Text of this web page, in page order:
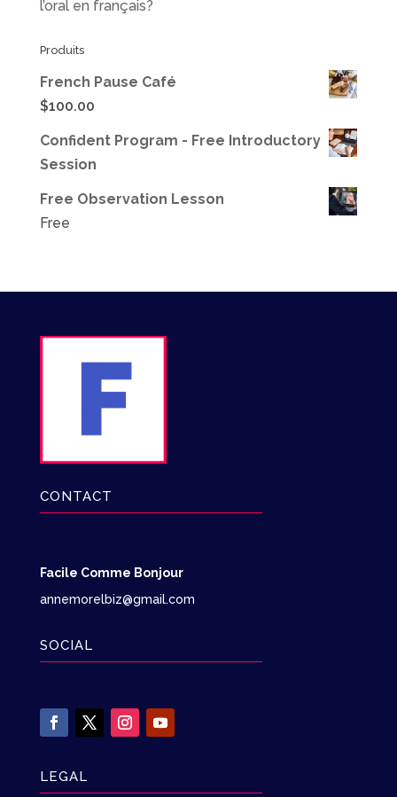
l’oral en français?
Produits
French Pause Café
$100.00
Confident Program - Free Introductory
Session
Free Observation Lesson
Free
CONTACT
Facile Comme Bonjour
annemorelbiz@gmail.com
SOCIAL
LEGAL